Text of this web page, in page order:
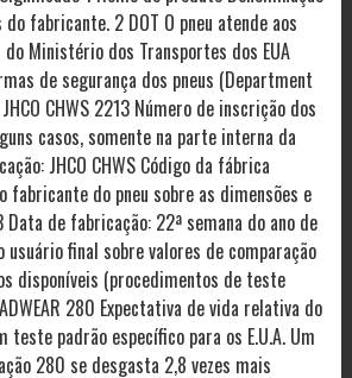
fabricante. 2 DOT O pneu atende aos
Ministério dos Transportes dos EUA
de segurança dos pneus (Department
CHWS 2213 Número de inscrição dos
casos, somente na parte interna da
JHCO CHWS Código da fábrica
fabricante do pneu sobre as dimensões e
de fabricação: 22ª semana do ano de
usuário final sobre valores de comparação
disponíveis (procedimentos de teste
280 Expectativa de vida relativa do
teste padrão específico para os E.U.A. Um
280 se desgasta 2,8 vezes mais